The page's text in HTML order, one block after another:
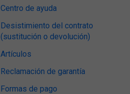
Centro de ayuda
Desistimiento del contrato
(sustitución o devolución)
Artículos
Reclamación de garantía
Formas de pago